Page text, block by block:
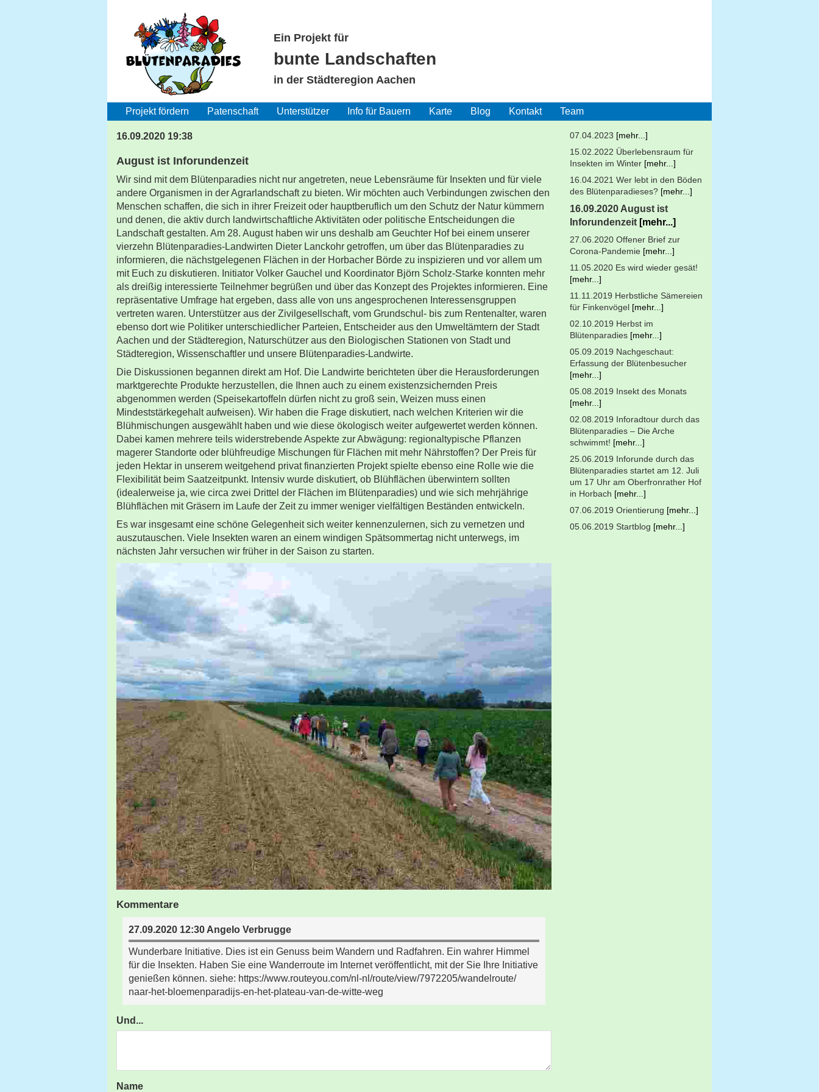
Ein Projekt für
bunte Landschaften
in der Städteregion Aachen
Projekt fördern Patenschaft Unterstützer Info für Bauern Karte Blog Kontakt Team
16.09.2020 19:38
August ist Inforundenzeit
Wir sind mit dem Blütenparadies nicht nur angetreten, neue Lebensräume für Insekten und für viele
andere Organismen in der Agrarlandschaft zu bieten. Wir möchten auch Verbindungen zwischen den
Menschen schaffen, die sich in ihrer Freizeit oder hauptberuflich um den Schutz der Natur kümmern
und denen, die aktiv durch landwirtschaftliche Aktivitäten oder politische Entscheidungen die
Landschaft gestalten. Am 28. August haben wir uns deshalb am Geuchter Hof bei einem unserer
vierzehn Blütenparadies-Landwirten Dieter Lanckohr getroffen, um über das Blütenparadies zu
informieren, die nächstgelegenen Flächen in der Horbacher Börde zu inspizieren und vor allem um
mit Euch zu diskutieren. Initiator Volker Gauchel und Koordinator Björn Scholz-Starke konnten mehr
als dreißig interessierte Teilnehmer begrüßen und über das Konzept des Projektes informieren. Eine
repräsentative Umfrage hat ergeben, dass alle von uns angesprochenen Interessensgruppen
vertreten waren. Unterstützer aus der Zivilgesellschaft, vom Grundschul- bis zum Rentenalter, waren
ebenso dort wie Politiker unterschiedlicher Parteien, Entscheider aus den Umweltämtern der Stadt
Aachen und der Städteregion, Naturschützer aus den Biologischen Stationen von Stadt und
Städteregion, Wissenschaftler und unsere Blütenparadies-Landwirte.
Die Diskussionen begannen direkt am Hof. Die Landwirte berichteten über die Herausforderungen
marktgerechte Produkte herzustellen, die Ihnen auch zu einem existenzsichernden Preis
abgenommen werden (Speisekartoffeln dürfen nicht zu groß sein, Weizen muss einen
Mindeststärkegehalt aufweisen). Wir haben die Frage diskutiert, nach welchen Kriterien wir die
Blühmischungen ausgewählt haben und wie diese ökologisch weiter aufgewertet werden können.
Dabei kamen mehrere teils widerstrebende Aspekte zur Abwägung: regionaltypische Pflanzen
magerer Standorte oder blühfreudige Mischungen für Flächen mit mehr Nährstoffen? Der Preis für
jeden Hektar in unserem weitgehend privat finanzierten Projekt spielte ebenso eine Rolle wie die
Flexibilität beim Saatzeitpunkt. Intensiv wurde diskutiert, ob Blühflächen überwintern sollten
(idealerweise ja, wie circa zwei Drittel der Flächen im Blütenparadies) und wie sich mehrjährige
Blühflächen mit Gräsern im Laufe der Zeit zu immer weniger vielfältigen Beständen entwickeln.
Es war insgesamt eine schöne Gelegenheit sich weiter kennenzulernen, sich zu vernetzen und
auszutauschen. Viele Insekten waren an einem windigen Spätsommertag nicht unterwegs, im
nächsten Jahr versuchen wir früher in der Saison zu starten.
Kommentare
27.09.2020 12:30 Angelo Verbrugge
Wunderbare Initiative. Dies ist ein Genuss beim Wandern und Radfahren. Ein wahrer Himmel
für die Insekten. Haben Sie eine Wanderroute im Internet veröffentlicht, mit der Sie Ihre Initiative
genießen können. siehe: https://www.routeyou.com/nl-nl/route/view/7972205/wandelroute/
naar-het-bloemenparadijs-en-het-plateau-van-de-witte-weg
Und...
Name
07.04.2023 [mehr...]
15.02.2022 Überlebensraum für
Insekten im Winter [mehr...]
16.04.2021 Wer lebt in den Böden
des Blütenparadieses? [mehr...]
16.09.2020 August ist
Inforundenzeit [mehr...]
27.06.2020 Offener Brief zur
Corona-Pandemie [mehr...]
11.05.2020 Es wird wieder gesät!
[mehr...]
11.11.2019 Herbstliche Sämereien
für Finkenvögel [mehr...]
02.10.2019 Herbst im
Blütenparadies [mehr...]
05.09.2019 Nachgeschaut:
Erfassung der Blütenbesucher
[mehr...]
05.08.2019 Insekt des Monats
[mehr...]
02.08.2019 Inforadtour durch das
Blütenparadies – Die Arche
schwimmt! [mehr...]
25.06.2019 Inforunde durch das
Blütenparadies startet am 12. Juli
um 17 Uhr am Oberfronrather Hof
in Horbach [mehr...]
07.06.2019 Orientierung [mehr...]
05.06.2019 Startblog [mehr...]